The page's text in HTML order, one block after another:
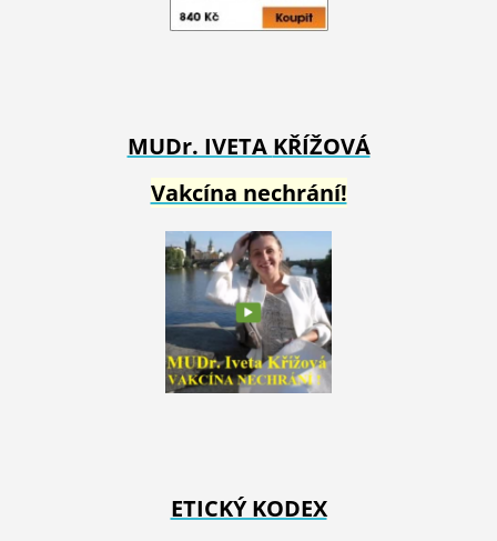
MUDr. IVETA KŘÍŽOVÁ
Vakcína nechrání!
ETICKÝ KODEX